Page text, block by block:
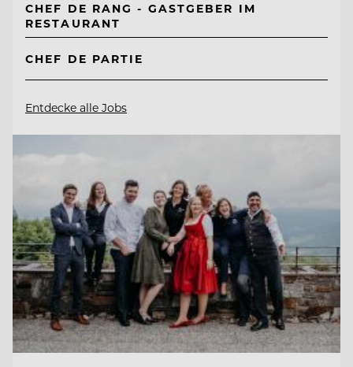
CHEF DE RANG - GASTGEBER IM
RESTAURANT
CHEF DE PARTIE
Entdecke alle Jobs